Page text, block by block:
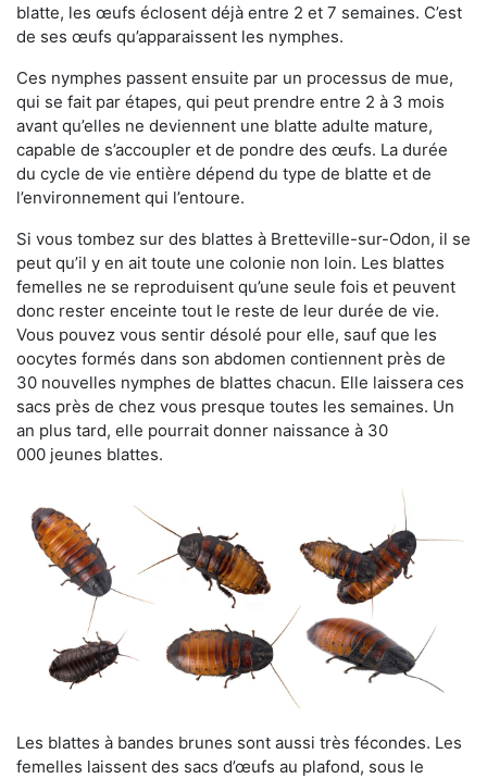
blatte, les œufs éclosent déjà entre 2 et 7 semaines. C’est
de ses œufs qu’apparaissent les nymphes.
Ces nymphes passent ensuite par un processus de mue,
qui se fait par étapes, qui peut prendre entre 2 à 3 mois
avant qu’elles ne deviennent une blatte adulte mature,
capable de s’accoupler et de pondre des œufs. La durée
du cycle de vie entière dépend du type de blatte et de
l’environnement qui l’entoure.
Si vous tombez sur des blattes à Bretteville-sur-Odon, il se
peut qu’il y en ait toute une colonie non loin. Les blattes
femelles ne se reproduisent qu’une seule fois et peuvent
donc rester enceinte tout le reste de leur durée de vie.
Vous pouvez vous sentir désolé pour elle, sauf que les
oocytes formés dans son abdomen contiennent près de
30 nouvelles nymphes de blattes chacun. Elle laissera ces
sacs près de chez vous presque toutes les semaines. Un
an plus tard, elle pourrait donner naissance à 30
000 jeunes blattes.
Les blattes à bandes brunes sont aussi très fécondes. Les
femelles laissent des sacs d’œufs au plafond, sous le